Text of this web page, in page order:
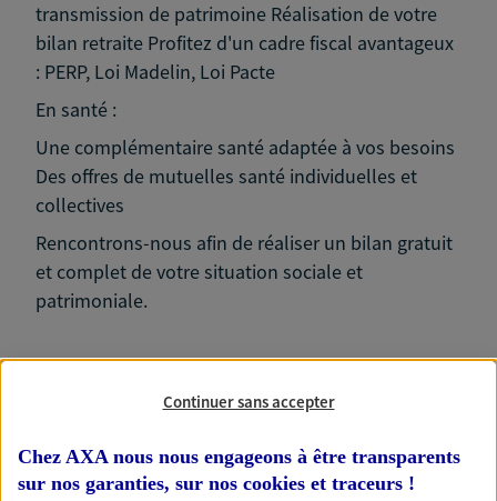
transmission de patrimoine Réalisation de votre
bilan retraite Profitez d'un cadre fiscal avantageux
: PERP, Loi Madelin, Loi Pacte
En santé :
Une complémentaire santé adaptée à vos besoins
Des offres de mutuelles santé individuelles et
collectives
Rencontrons-nous afin de réaliser un bilan gratuit
et complet de votre situation sociale et
patrimoniale.
Nos expertises
Continuer sans accepter
Chez AXA nous nous engageons à être transparents
sur nos garanties, sur nos cookies et traceurs !